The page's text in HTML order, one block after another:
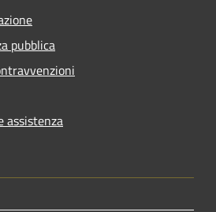
pubblica
assistenza